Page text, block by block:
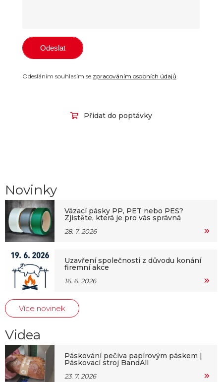
Odesláním souhlasím se zpracováním osobních údajů.
Přidat do poptávky
Novinky
Vázací pásky PP, PET nebo PES?
Zjistěte, která je pro vás správná
28. 7. 2026
Uzavření společnosti z důvodu konání
firemní akce
16. 6. 2026
Více novinek
Videa
Páskování pečiva papírovým páskem |
Páskovací stroj BandAll
23. 7. 2026